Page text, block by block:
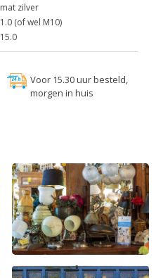
mat zilver
1.0 (of wel M10)
15.0
Voor 15.30 uur besteld,
morgen in huis